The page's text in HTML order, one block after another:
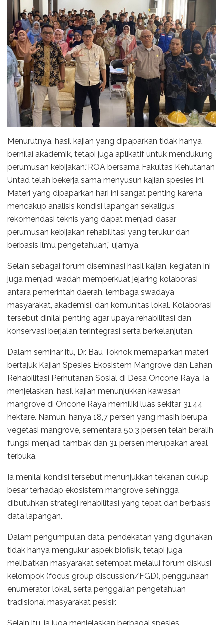
Menurutnya, hasil kajian yang dipaparkan tidak hanya
bernilai akademik, tetapi juga aplikatif untuk mendukung
perumusan kebijakan.“ROA bersama Fakultas Kehutanan
Untad telah bekerja sama menyusun kajian spesies ini.
Materi yang dipaparkan hari ini sangat penting karena
mencakup analisis kondisi lapangan sekaligus
rekomendasi teknis yang dapat menjadi dasar
perumusan kebijakan rehabilitasi yang terukur dan
berbasis ilmu pengetahuan,” ujarnya.
Selain sebagai forum diseminasi hasil kajian, kegiatan ini
juga menjadi wadah memperkuat jejaring kolaborasi
antara pemerintah daerah, lembaga swadaya
masyarakat, akademisi, dan komunitas lokal. Kolaborasi
tersebut dinilai penting agar upaya rehabilitasi dan
konservasi berjalan terintegrasi serta berkelanjutan.
Dalam seminar itu, Dr. Bau Toknok memaparkan materi
bertajuk Kajian Spesies Ekosistem Mangrove dan Lahan
Rehabilitasi Perhutanan Sosial di Desa Oncone Raya. Ia
menjelaskan, hasil kajian menunjukkan kawasan
mangrove di Oncone Raya memiliki luas sekitar 31,44
hektare. Namun, hanya 18,7 persen yang masih berupa
vegetasi mangrove, sementara 50,3 persen telah beralih
fungsi menjadi tambak dan 31 persen merupakan areal
terbuka.
Ia menilai kondisi tersebut menunjukkan tekanan cukup
besar terhadap ekosistem mangrove sehingga
dibutuhkan strategi rehabilitasi yang tepat dan berbasis
data lapangan.
Dalam pengumpulan data, pendekatan yang digunakan
tidak hanya mengukur aspek biofisik, tetapi juga
melibatkan masyarakat setempat melalui forum diskusi
kelompok (focus group discussion/FGD), penggunaan
enumerator lokal, serta penggalian pengetahuan
tradisional masyarakat pesisir.